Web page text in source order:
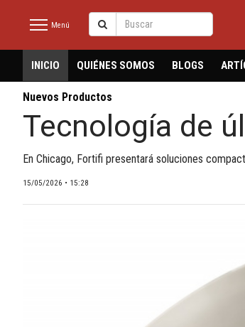
latinmeat
INICIO
Menú
INICIO QUIÉNES SOMOS BLOGS
Nuevos Productos
Tecnología de
En Chicago, Fortifi presentará soluciones
15/05/2026 • 15:28